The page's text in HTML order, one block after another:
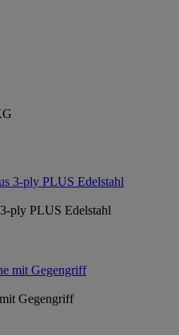
ply PLUS Edelstahl
Gegengriff